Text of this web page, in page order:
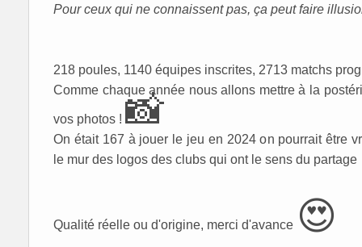
Pour ceux qui ne connaissent pas, ça peut faire
218 poules, 1140 équipes inscrites, 2713 matchs
Comme chaque année nous allons mettre à la
vos photos ! 📸
On était 167 à jouer le jeu en 2024 on pourrait être
le mur des logos des clubs qui ont le sens du partage
Qualité réelle ou d'origine, merci d'avance 😍